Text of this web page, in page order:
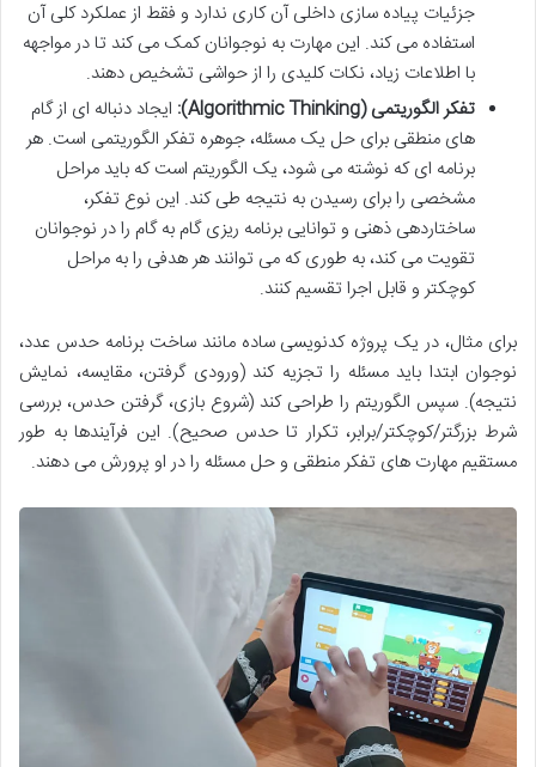
جزئیات پیاده سازی داخلی آن کاری ندارد و فقط از عملکرد کلی آن
استفاده می کند. این مهارت به نوجوانان کمک می کند تا در مواجهه
با اطلاعات زیاد، نکات کلیدی را از حواشی تشخیص دهند.
تفکر الگوریتمی (Algorithmic Thinking):
ایجاد دنباله ای از گام
های منطقی برای حل یک مسئله، جوهره تفکر الگوریتمی است. هر
برنامه ای که نوشته می شود، یک الگوریتم است که باید مراحل
مشخصی را برای رسیدن به نتیجه طی کند. این نوع تفکر،
ساختاردهی ذهنی و توانایی برنامه ریزی گام به گام را در نوجوانان
تقویت می کند، به طوری که می توانند هر هدفی را به مراحل
کوچکتر و قابل اجرا تقسیم کنند.
برای مثال، در یک پروژه کدنویسی ساده مانند ساخت برنامه حدس عدد،
نوجوان ابتدا باید مسئله را تجزیه کند (ورودی گرفتن، مقایسه، نمایش
نتیجه). سپس الگوریتم را طراحی کند (شروع بازی، گرفتن حدس، بررسی
شرط بزرگتر/کوچکتر/برابر، تکرار تا حدس صحیح). این فرآیندها به طور
مستقیم مهارت های تفکر منطقی و حل مسئله را در او پرورش می دهند.